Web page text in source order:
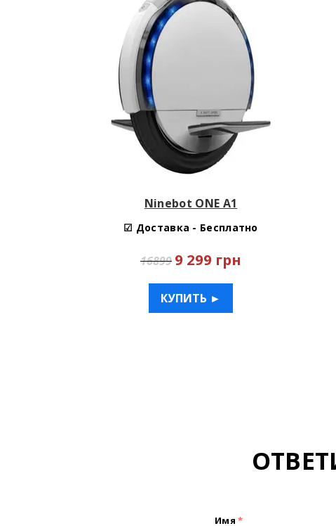
Ninebot ONE A1
☑ Доставка - Бесплатно
16899 9 299 грн
КУПИТЬ ►
Имя *